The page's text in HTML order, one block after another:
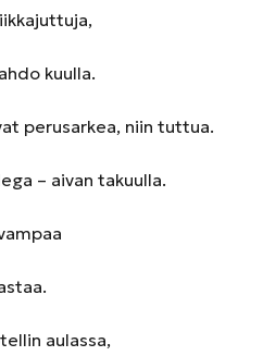
kuulla.
perusarkea, niin tuttua.
– aivan takuulla.
aulassa,